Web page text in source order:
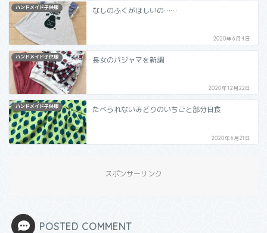
ハンドメイド子供服 なしのふくがほしいの……
2020年6月4日
ハンドメイド子供服 長女のパジャマを新調
2020年12月22日
ハンドメイド子供服 たべられないみどりのいちごと部分日食
2020年6月21日
スポンサーリンク
POSTED COMMENT